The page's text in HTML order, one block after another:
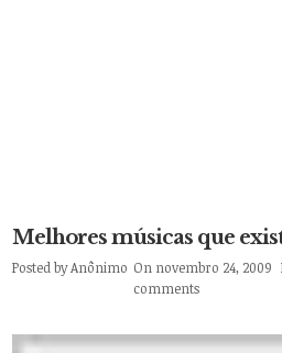
Melhores músicas que
Posted byAnônimo On novembro 24, 2009
comments